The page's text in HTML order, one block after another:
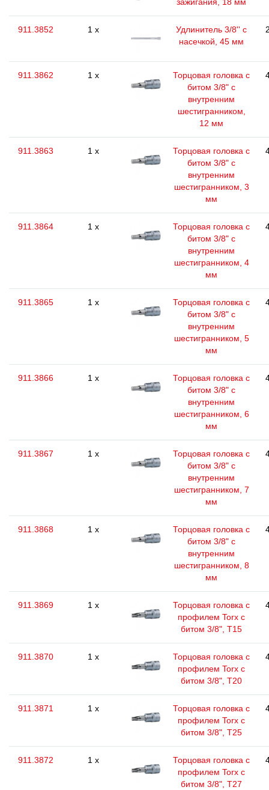
911.3852 1 x
Удлинитель 3/8'' с
насечкой, 45 мм
911.3862 1 x
Торцовая головка с
битом 3/8" с
внутренним
шестигранником,
12 мм
911.3863 1 x
Торцовая головка с
битом 3/8" с
внутренним
шестигранником, 3
мм
911.3864 1 x
Торцовая головка с
битом 3/8" с
внутренним
шестигранником, 4
мм
911.3865 1 x
Торцовая головка с
битом 3/8" с
внутренним
шестигранником, 5
мм
911.3866 1 x
Торцовая головка с
битом 3/8" с
внутренним
шестигранником, 6
мм
911.3867 1 x
Торцовая головка с
битом 3/8" с
внутренним
шестигранником, 7
мм
911.3868 1 x
Торцовая головка с
битом 3/8" с
внутренним
шестигранником, 8
мм
911.3869 1 x
Торцовая головка с
профилем Torx с
битом 3/8", T15
911.3870 1 x
Торцовая головка с
профилем Torx с
битом 3/8", T20
911.3871 1 x
Торцовая головка с
профилем Torx с
битом 3/8", T25
911.3872 1 x
Торцовая головка с
профилем Torx с
битом 3/8", T27